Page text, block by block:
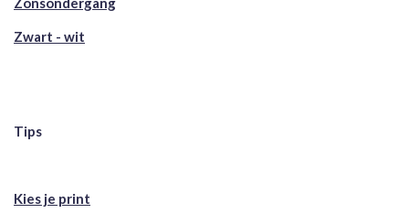
Zwart - wit
Tips
Kies je print